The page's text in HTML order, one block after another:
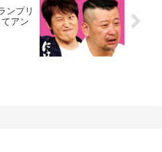
ンプリ
アン